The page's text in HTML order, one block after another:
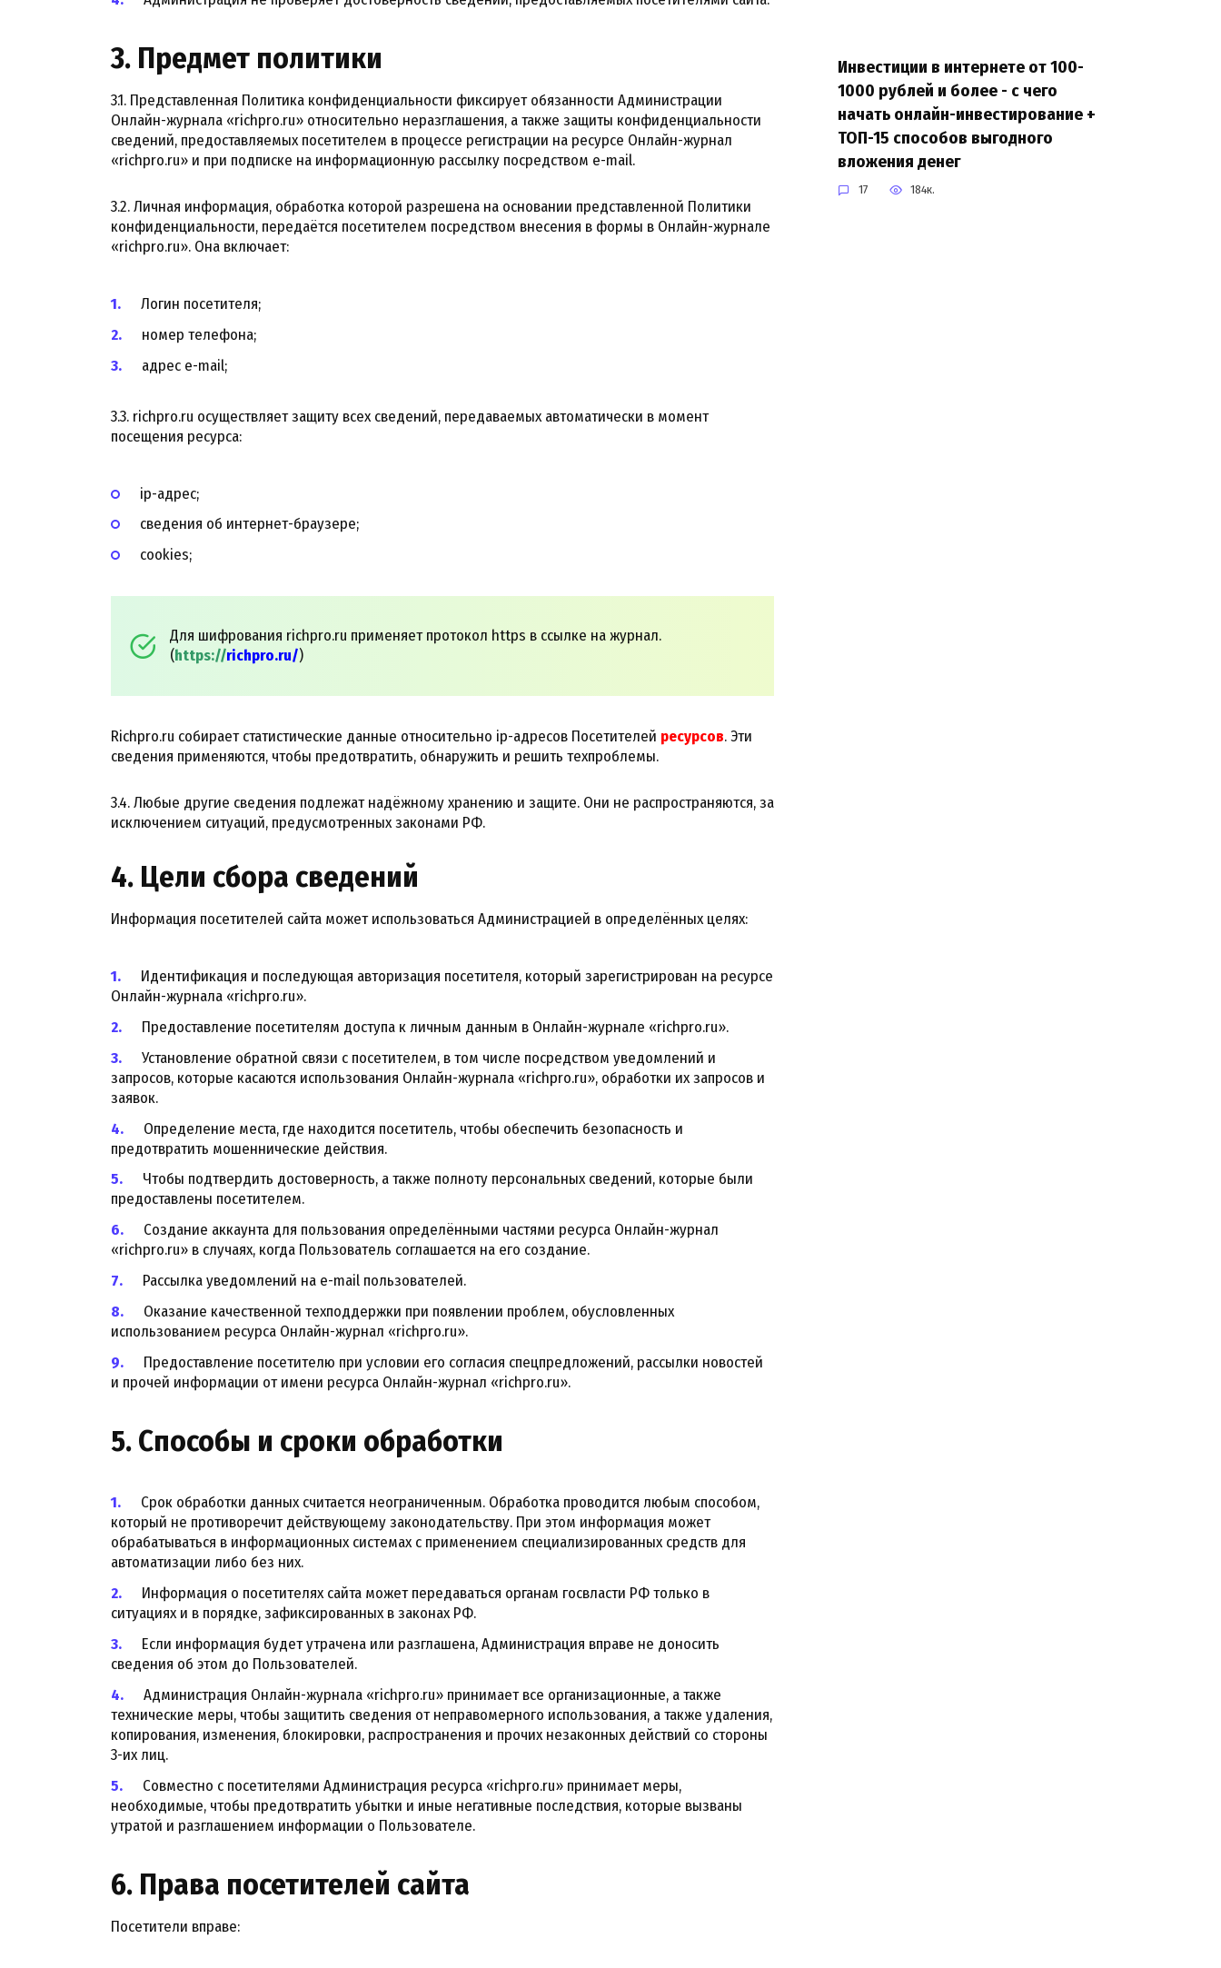
3. Предмет политики
3.1. Представленная Политика конфиденциальности фиксирует обязанности Администрации
Онлайн-журнала «richpro.ru» относительно неразглашения, а также защиты конфиденциальности
сведений, предоставляемых посетителем в процессе регистрации на ресурсе Онлайн-журнал
«richpro.ru» и при подписке на информационную рассылку посредством e-mail.
3.2. Личная информация, обработка которой разрешена на основании представленной Политики
конфиденциальности, передаётся посетителем посредством внесения в формы в Онлайн-журнале
«richpro.ru». Она включает:
Логин посетителя;
номер телефона;
адрес e-mail;
3.3. richpro.ru осуществляет защиту всех сведений, передаваемых автоматически в момент
посещения ресурса:
ip-адрес;
сведения об интернет-браузере;
cookies;
Для шифрования richpro.ru применяет протокол https в ссылке на журнал.
(https://richpro.ru/)
Richpro.ru собирает статистические данные относительно ip-адресов Посетителей ресурсов. Эти
сведения применяются, чтобы предотвратить, обнаружить и решить техпроблемы.
3.4. Любые другие сведения подлежат надёжному хранению и защите. Они не распространяются, за
исключением ситуаций, предусмотренных законами РФ.
4. Цели сбора сведений
Информация посетителей сайта может использоваться Администрацией в определённых целях:
Идентификация и последующая авторизация посетителя, который зарегистрирован на ресурсе
Онлайн-журнала «richpro.ru».
Предоставление посетителям доступа к личным данным в Онлайн-журнале «richpro.ru».
Установление обратной связи с посетителем, в том числе посредством уведомлений и
запросов, которые касаются использования Онлайн-журнала «richpro.ru», обработки их запросов и
заявок.
Определение места, где находится посетитель, чтобы обеспечить безопасность и
предотвратить мошеннические действия.
Чтобы подтвердить достоверность, а также полноту персональных сведений, которые были
предоставлены посетителем.
Создание аккаунта для пользования определёнными частями ресурса Онлайн-журнал
«richpro.ru» в случаях, когда Пользователь соглашается на его создание.
Рассылка уведомлений на e-mail пользователей.
Оказание качественной техподдержки при появлении проблем, обусловленных
использованием ресурса Онлайн-журнал «richpro.ru».
Предоставление посетителю при условии его согласия спецпредложений, рассылки новостей
и прочей информации от имени ресурса Онлайн-журнал «richpro.ru».
5. Способы и сроки обработки
Срок обработки данных считается неограниченным. Обработка проводится любым способом,
который не противоречит действующему законодательству. При этом информация может
обрабатываться в информационных системах с применением специализированных средств для
автоматизации либо без них.
Информация о посетителях сайта может передаваться органам госвласти РФ только в
ситуациях и в порядке, зафиксированных в законах РФ.
Если информация будет утрачена или разглашена, Администрация вправе не доносить
сведения об этом до Пользователей.
Администрация Онлайн-журнала «richpro.ru» принимает все организационные, а также
технические меры, чтобы защитить сведения от неправомерного использования, а также удаления,
копирования, изменения, блокировки, распространения и прочих незаконных действий со стороны
3-их лиц.
Совместно с посетителями Администрация ресурса «richpro.ru» принимает меры,
необходимые, чтобы предотвратить убытки и иные негативные последствия, которые вызваны
утратой и разглашением информации о Пользователе.
6. Права посетителей сайта
Посетители вправе:
Инвестиции в интернете от 100-
1000 рублей и более - с чего
начать онлайн-инвестирование +
ТОП-15 способов выгодного
вложения денег
17 184к.